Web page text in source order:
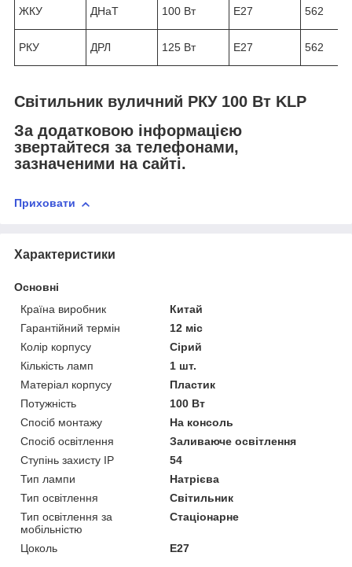
ЖКУ ДНаТ 100 Вт Е27 562
РКУ ДРЛ 125 Вт Е27 562
Світильник вуличний РКУ 100 Вт KLP
За додатковою інформацією
звертайтеся за телефонами,
зазначеними на сайті.
Приховати
Характеристики
Основні
Країна виробник
Китай
Гарантійний термін
12 міс
Колір корпусу
Сірий
Кількість ламп
1 шт.
Матеріал корпусу
Пластик
Потужність
100 Вт
Спосіб монтажу
На консоль
Спосіб освітлення
Заливаюче освітлення
Ступінь захисту IP
54
Тип лампи
Натрієва
Тип освітлення
Світильник
Тип освітлення за
мобільністю
Стаціонарне
Цоколь E27